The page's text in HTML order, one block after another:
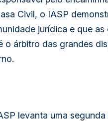
Civil, o IASP
jurídica e que
o árbitro das grandes
levanta uma segunda